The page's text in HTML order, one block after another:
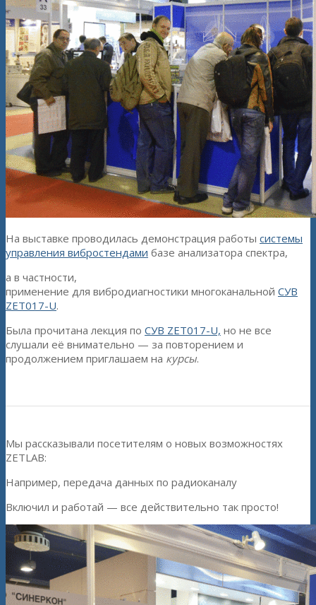
На выставке проводилась демонстрация работы системы
управления вибростендами базе анализатора спектра,
а в частности,
применение для вибродиагностики многоканальной СУВ
ZET017-U.
Была прочитана лекция по СУВ ZET017-U, но не все
слушали её внимательно — за повторением и
продолжением приглашаем на курсы.
Мы рассказывали посетителям о новых возможностях
ZETLAB:
Например, передача данных по радиоканалу
Включил и работай — все действительно так просто!